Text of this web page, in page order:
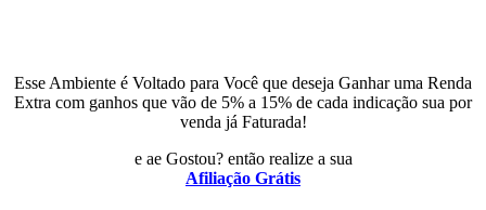
Esse Ambiente é Voltado para Você que deseja Ganhar uma Renda
Extra com ganhos que vão de 5% a 15% de cada indicação sua por
venda já Faturada!
e ae Gostou? então realize a sua
Afiliação Grátis